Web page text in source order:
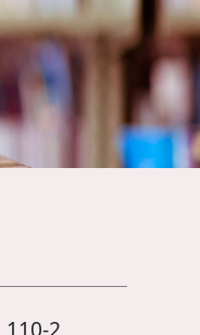
110-2